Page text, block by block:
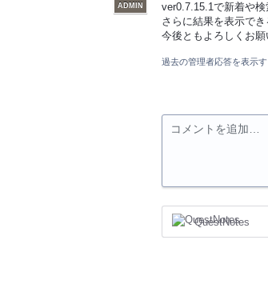
ADMIN
ver0.7.15.1で新着や
さらに結果を表示で
今後ともよろしくお願
過去の管理者応答を表示す
コメントを追加…
QuestNotes